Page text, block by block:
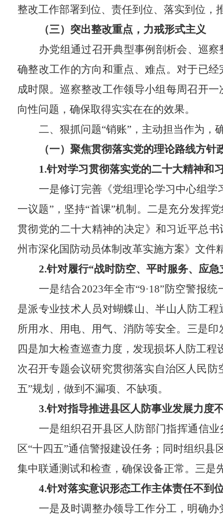
整改工作部署到位、责任到位、落实到位，
（三）突出整改重点， 力戒形式主义
办党组通过召开典型事例剖析会、 巡察
确整改工作的方向和重点、难点 。 对于已经
成时限。巡察整改工作领导小组每周召开一
向性问题，确保取得实实在在的效果。
二、狠抓问题“销账”，主动担当作为，
（一）聚焦贯彻落实党的理论路线方
1.针对学习贯彻落实党的二十大精神和
一是修订完善《党组理论学习中心组学
一议题”，坚持“首课”机制。 二是充分发挥
贯彻党的二十大精神的决定》和习近平总
州市深化国防动员体制改革实施方案》文件
2.针对履行“战时防空、平时服务、应
一是结合2023年全市“9·18”防空警报统
是派专业技术人员对蝴蝶山、半山人防工
所用水、用电、用气、消防等安全。 三是印
四是加大检查巡查力度，发现损坏人防工
次召开专题会议研究贯彻落实自治区人民防
五”规划 ，做到不漏项、不缺项。
3.针对指导推进县区人防事业发展力度
一是组织召开县区人防部门指挥通信
区“十四五”通信警报建设任务；同时组织县
集中联通测试和检查，确保设备正常。三是
4.针对落实意识形态工作主体责任不到
一是及时调整办领导工作分工，明确办